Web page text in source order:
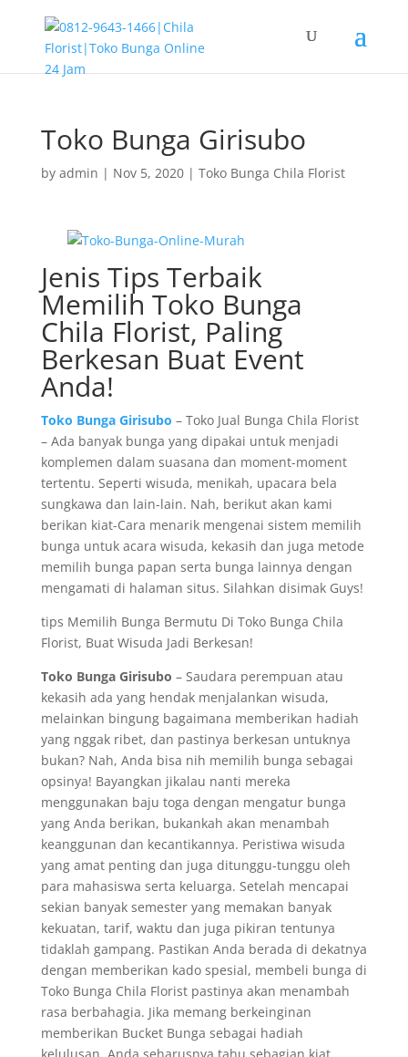
Toko Bunga Girisubo
by admin | Nov 5, 2020| Toko Bunga Chila Florist
Jenis Tips Terbaik
Memilih Toko Bunga
Chila Florist, Paling
Berkesan Buat Event
Anda!
Toko Bunga Girisubo – Toko Jual Bunga Chila Florist
– Ada banyak bunga yang dipakai untuk menjadi
komplemen dalam suasana dan moment-moment
tertentu. Seperti wisuda, menikah, upacara bela
sungkawa dan lain-lain. Nah, berikut akan kami
berikan kiat-Cara menarik mengenai sistem memilih
bunga untuk acara wisuda, kekasih dan juga metode
memilih bunga papan serta bunga lainnya dengan
mengamati di halaman situs. Silahkan disimak Guys!
tips Memilih Bunga Bermutu Di Toko Bunga Chila
Florist, Buat Wisuda Jadi Berkesan!
Toko Bunga Girisubo – Saudara perempuan atau
kekasih ada yang hendak menjalankan wisuda,
melainkan bingung bagaimana memberikan hadiah
yang nggak ribet, dan pastinya berkesan untuknya
bukan? Nah, Anda bisa nih memilih bunga sebagai
opsinya! Bayangkan jikalau nanti mereka
menggunakan baju toga dengan mengatur bunga
yang Anda berikan, bukankah akan menambah
keanggunan dan kecantikannya. Peristiwa wisuda
yang amat penting dan juga ditunggu-tunggu oleh
para mahasiswa serta keluarga. Setelah mencapai
sekian banyak semester yang memakan banyak
kekuatan, tarif, waktu dan juga pikiran tentunya
tidaklah gampang. Pastikan Anda berada di dekatnya
dengan memberikan kado spesial, membeli bunga di
Toko Bunga Chila Florist pastinya akan menambah
rasa berbahagia. Jika memang berkeinginan
memberikan Bucket Bunga sebagai hadiah